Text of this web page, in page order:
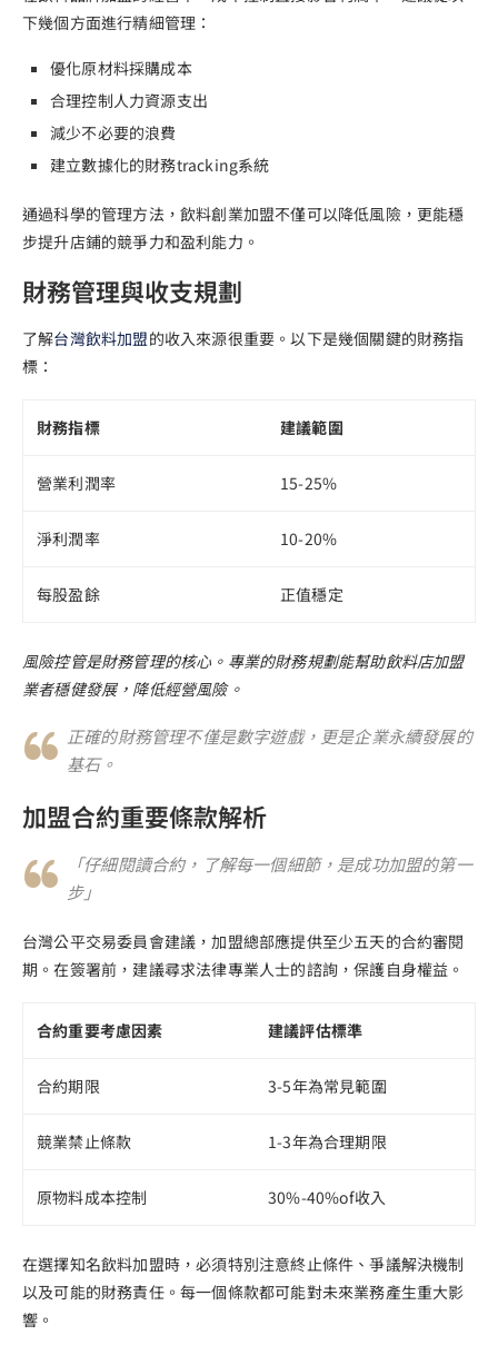
下幾個方面進行精細管理：
優化原材料採購成本
合理控制人力資源支出
減少不必要的浪費
建立數據化的財務tracking系統
通過科學的管理方法，飲料創業加盟不僅可以降低風險，更能穩
步提升店鋪的競爭力和盈利能力。
財務管理與收支規劃
了解台灣飲料加盟的收入來源很重要。以下是幾個關鍵的財務指
標：
財務指標 建議範圍
營業利潤率 15-25%
淨利潤率 10-20%
每股盈餘 正值穩定
風險控管是財務管理的核心。專業的財務規劃能幫助飲料店加盟
業者穩健發展，降低經營風險。
正確的財務管理不僅是數字遊戲，更是企業永續發展的
基石。
加盟合約重要條款解析
「仔細閱讀合約，了解每一個細節，是成功加盟的第一
步」
台灣公平交易委員會建議，加盟總部應提供至少五天的合約審閱
期。在簽署前，建議尋求法律專業人士的諮詢，保護自身權益。
合約重要考慮因素 建議評估標準
合約期限 3-5年為常見範圍
競業禁止條款 1-3年為合理期限
原物料成本控制 30%-40%of收入
在選擇知名飲料加盟時，必須特別注意終止條件、爭議解決機制
以及可能的財務責任。每一個條款都可能對未來業務產生重大影
響。